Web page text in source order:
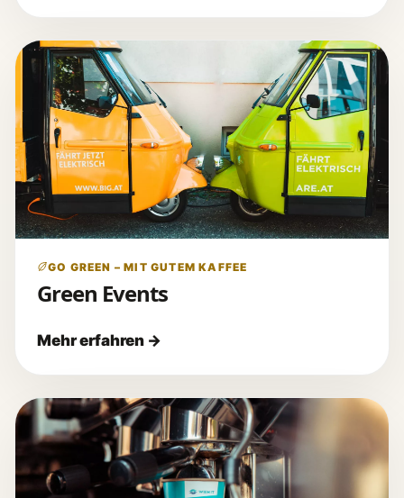
GO GREEN – MIT GUTEM KAFFEE
Green Events